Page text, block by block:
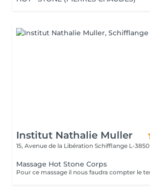
Institut Nathalie Muller
15, Avenue de la Libération Schifflange L-3850
Massage Hot Stone Corps